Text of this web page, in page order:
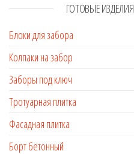
ГОТОВЫЕ ИЗДЕЛИЯ
Блоки для забора
Колпаки на забор
Заборы под ключ
Тротуарная плитка
Фасадная плитка
Борт бетонный